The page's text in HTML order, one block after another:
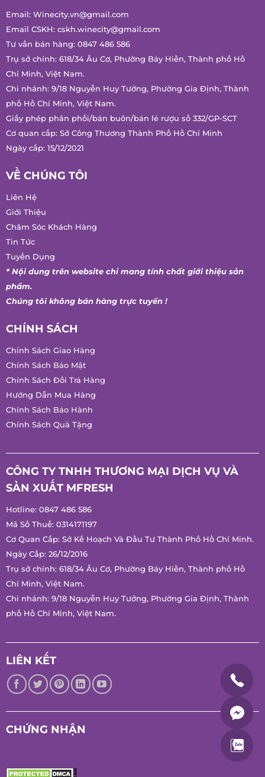
Email: Winecity.vn@gmail.com
Email CSKH: cskh.winecity@gmail.com
Tư vấn bán hàng: 0847 486 586
Trụ sở chính: 618/34 Âu Cơ, Phường Bảy Hiền, Thành phố Hồ
Chí Minh, Việt Nam.
Chi nhánh: 9/18 Nguyễn Huy Tưởng, Phường Gia Định, Thành
phố Hồ Chí Minh, Việt Nam.
Giấy phép phân phối/bán buôn/bán lẻ rượu số 332/GP-SCT
Cơ quan cấp: Sở Công Thương Thành Phố Hồ Chí Minh
Ngày cấp: 15/12/2021
VỀ CHÚNG TÔI
Liên Hệ
Giới Thiệu
Chăm Sóc Khách Hàng
Tin Tức
Tuyển Dụng
* Nội dung trên website chỉ mang tính chất giới thiệu sản
phẩm.
Chúng tôi không bán hàng trực tuyến !
CHÍNH SÁCH
Chính Sách Giao Hàng
Chính Sách Bảo Mật
Chính Sách Đổi Trả Hàng
Hướng Dẫn Mua Hàng
Chính Sách Bảo Hành
Chính Sách Quà Tặng
CÔNG TY TNHH THƯƠNG MẠI DỊCH VỤ VÀ
SẢN XUẤT MFRESH
Hotline: 0847 486 586
Mã Số Thuế: 0314171197
Cơ Quan Cấp: Sở Kế Hoạch Và Đầu Tư Thành Phố Hồ Chí Minh.
Ngày Cấp: 26/12/2016
Trụ sở chính: 618/34 Âu Cơ, Phường Bảy Hiền, Thành phố Hồ
Chí Minh, Việt Nam.
Chi nhánh: 9/18 Nguyễn Huy Tưởng, Phường Gia Định, Thành
phố Hồ Chí Minh, Việt Nam.
LIÊN KẾT
CHỨNG NHẬN